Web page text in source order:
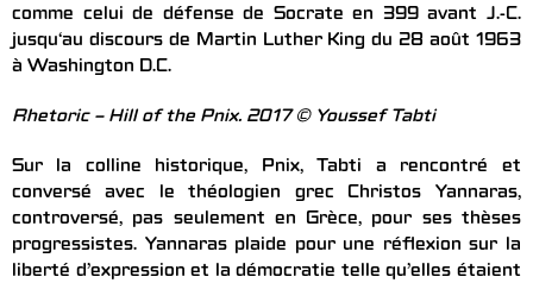
comme celui de défense de Socrate en 399 avant J.-C.
jusqu‘au discours de Martin Luther King du 28 août 1963
à Washington D.C.
Rhetoric – Hill of the Pnix. 2017 © Youssef Tabti
Sur la colline historique, Pnix, Tabti a rencontré et
conversé avec le théologien grec Christos Yannaras,
controversé, pas seulement en Grèce, pour ses thèses
progressistes. Yannaras plaide pour une réflexion sur la
liberté d’expression et la démocratie telle qu’elles étaient